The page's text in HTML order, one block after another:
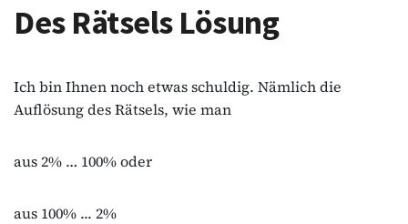
Des Rätsels Lösung
Ich bin Ihnen noch etwas schuldig. Nämlich die
Auflösung des Rätsels, wie man
aus 2% … 100% oder
aus 100% ... 2%